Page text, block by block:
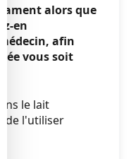
alors que
en
afin
vous soit
le lait
de l'utiliser